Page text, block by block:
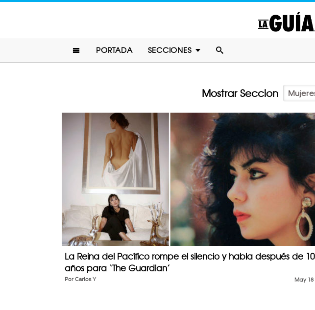
PORTADA SECCIONES
Mostrar Seccion
La Reina del Pacífico rompe el silencio y habla después de 10
años para ‘The Guardian’
May 18
Por Carlos Y